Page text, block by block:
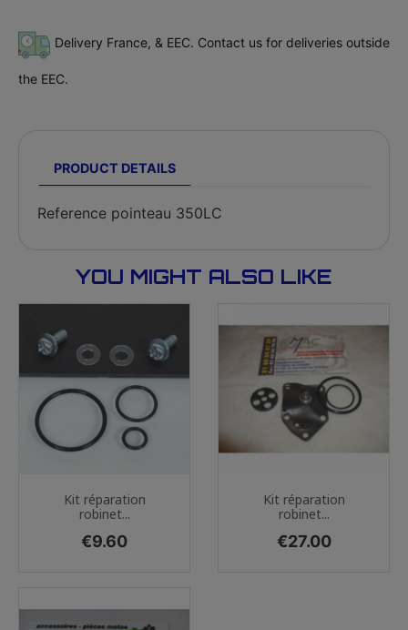
Delivery France, & EEC. Contact us for deliveries outside
the EEC.
PRODUCT DETAILS
Reference pointeau 350LC
YOU MIGHT ALSO LIKE
Kit réparation
robinet...
Price
€9.60
Kit réparation
robinet...
Price
€27.00